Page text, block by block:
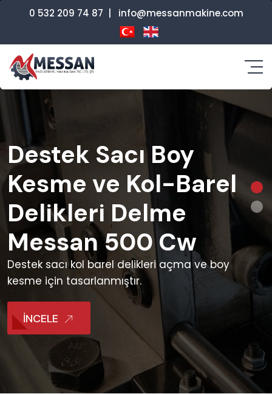
0 532 209 74 87 info@messanmakine.com
Destek Sacı Boy
Kesme ve Kol-Barel
Delikleri Delme
Messan 500 Cw
Destek sacı kol barel delikleri açma ve boy
kesme için tasarlanmıştır.
İNCELE